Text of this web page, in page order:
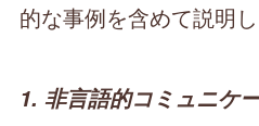
的な事例を含めて説明し
1. 非言語的コミュニケ